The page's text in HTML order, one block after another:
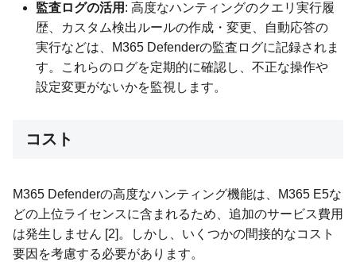
監査ログの活用 : 高度なハンティングのクエリ実行履
歴、カスタム検出ルールの作成・変更、自動応答の
実行などは、M365 Defenderの監査ログに記録されま
す。これらのログを定期的に確認し、不正な操作や
設定変更がないかを監視します。
コスト
M365 Defenderの高度なハンティング機能は、M365 E5な
どの上位ライセンスに含まれるため、追加のサービス費用
は発生しません [2]。しかし、いくつかの間接的なコスト
要因を考慮する必要があります。